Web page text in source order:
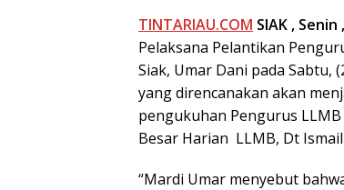
TINTARIAU.COM SIAK , Senin
Pelaksana Pelantikan
Siak, Umar Dani pada Sabtu,
yang direncanakan akan
pengukuhan Pengurus
Besar Harian LLMB, Dt
“Mardi Umar menyebut